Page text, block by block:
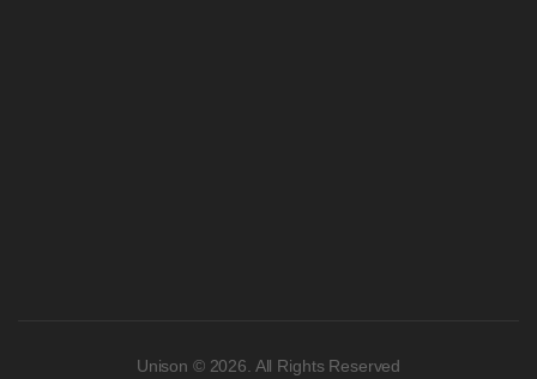
Unison © 2026. All Rights Reserved